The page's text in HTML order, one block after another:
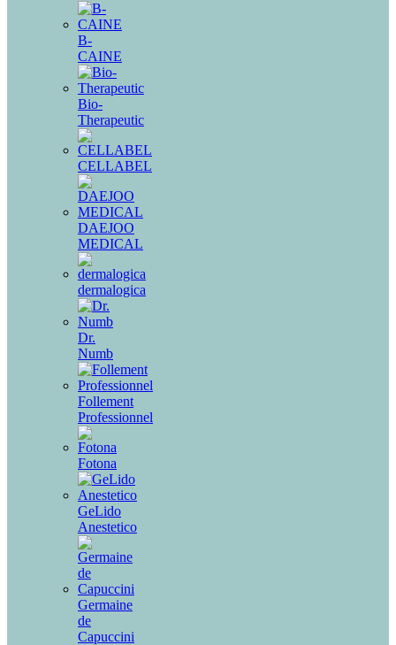
B-
CAINE
Bio-
Therapeutic
CELLABEL
DAEJOO
MEDICAL
dermalogica
Dr.
Numb
Follement
Professionnel
Fotona
GeLido
Anestetico
Germaine
de
Capuccini